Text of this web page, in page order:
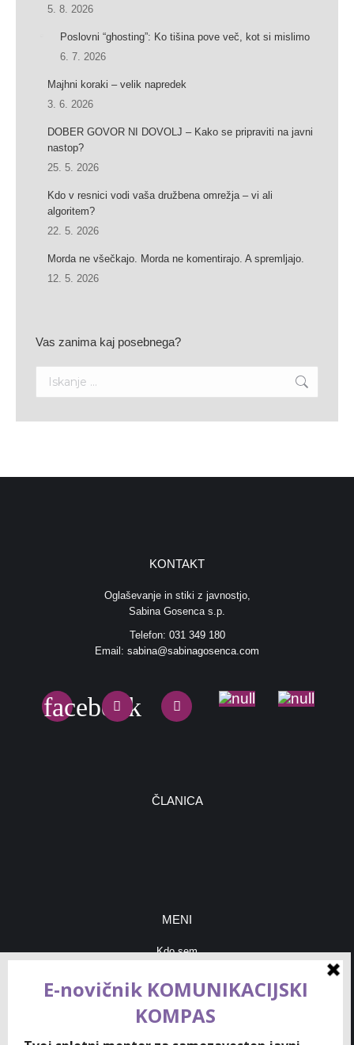
5. 8. 2026
Poslovni “ghosting”: Ko tišina pove več, kot si mislimo
6. 7. 2026
Majhni koraki – velik napredek
3. 6. 2026
DOBER GOVOR NI DOVOLJ – Kako se pripraviti na javni
nastop?
25. 5. 2026
Kdo v resnici vodi vaša družbena omrežja – vi ali
algoritem?
22. 5. 2026
Morda ne všečkajo. Morda ne komentirajo. A spremljajo.
12. 5. 2026
Vas zanima kaj posebnega?
KONTAKT
Oglaševanje in stiki z javnostjo,
Sabina Gosenca s.p.
Telefon: 031 349 180
Email: sabina@sabinagosenca.com
ČLANICA
MENI
Kdo sem
Blog & nasveti
Moje storitve